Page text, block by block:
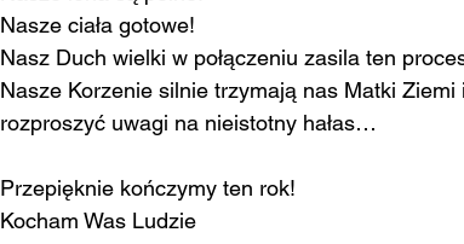
Nasze ciała gotowe!
Nasz Duch wielki w połączeniu zasila ten
Nasze Korzenie silnie trzymają nas Matki
rozproszyć uwagi na nieistotny hałas…
Przepięknie kończymy ten rok!
Kocham Was Ludzie